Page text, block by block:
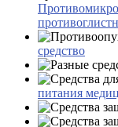
средство
питания